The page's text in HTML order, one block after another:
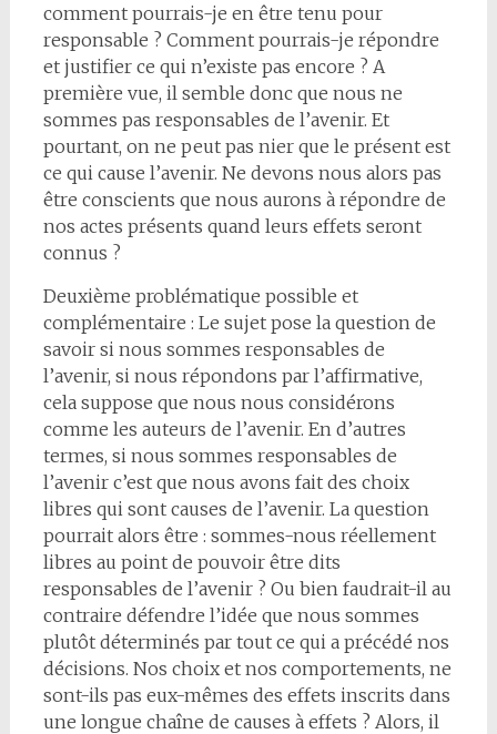
comment pourrais-je en être tenu pour
responsable ? Comment pourrais-je répondre
et justifier ce qui n’existe pas encore ? A
première vue, il semble donc que nous ne
sommes pas responsables de l’avenir. Et
pourtant, on ne peut pas nier que le présent est
ce qui cause l’avenir. Ne devons nous alors pas
être conscients que nous aurons à répondre de
nos actes présents quand leurs effets seront
connus ?
Deuxième problématique possible et
complémentaire : Le sujet pose la question de
savoir si nous sommes responsables de
l’avenir, si nous répondons par l’affirmative,
cela suppose que nous nous considérons
comme les auteurs de l’avenir. En d’autres
termes, si nous sommes responsables de
l’avenir c’est que nous avons fait des choix
libres qui sont causes de l’avenir. La question
pourrait alors être : sommes-nous réellement
libres au point de pouvoir être dits
responsables de l’avenir ? Ou bien faudrait-il au
contraire défendre l’idée que nous sommes
plutôt déterminés par tout ce qui a précédé nos
décisions. Nos choix et nos comportements, ne
sont-ils pas eux-mêmes des effets inscrits dans
une longue chaîne de causes à effets ? Alors, il